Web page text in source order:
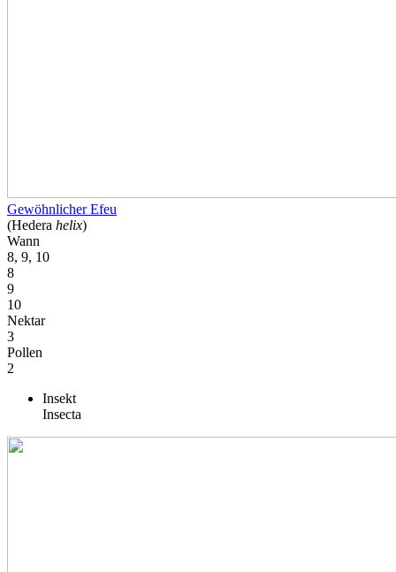
Gewöhnlicher Efeu
(Hedera helix)
Wann
8, 9, 10
8
9
10
Nektar
3
Pollen
2
Insekt
Insecta